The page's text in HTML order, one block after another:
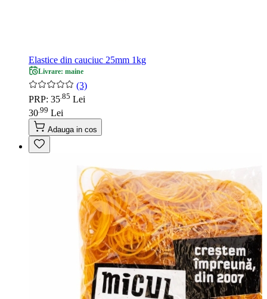
Elastice din cauciuc 25mm 1kg
Livrare: maine
(3)
PRP: 35 85 Lei
30 99 Lei
Adauga in cos